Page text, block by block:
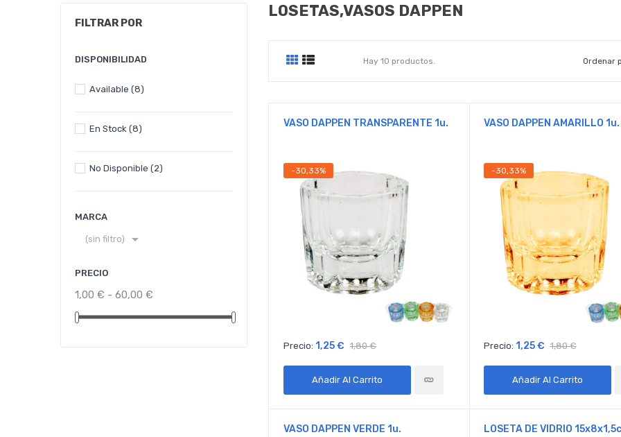
FILTRAR POR
DISPONIBILIDAD
Available (8)
En Stock (8)
No Disponible (2)
MARCA
(sin filtro) 
PRECIO
1,00 € - 60,00 €
LOSETAS,VASOS DAPPEN
Hay 10 productos. Ordenar
VASO DAPPEN TRANSPARENTE 1u.
-30,33%
Precio: 1,25 € 1,80 €
Añadir Al Carrito
VASO DAPPEN AMARILLO 1u.
-30,33%
Precio: 1,25 € 1,80 €
Añadir Al Carrito
VASO DAPPEN VERDE 1u. LOSETA DE VIDRIO